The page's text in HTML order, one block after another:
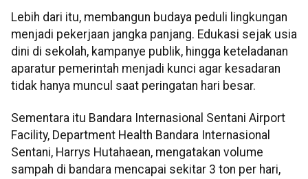
Lebih dari itu, membangun budaya peduli lingkungan
menjadi pekerjaan jangka panjang. Edukasi sejak usia
dini di sekolah, kampanye publik, hingga keteladanan
aparatur pemerintah menjadi kunci agar kesadaran
tidak hanya muncul saat peringatan hari besar.
Sementara itu Bandara Internasional Sentani Airport
Facility, Department Health Bandara Internasional
Sentani, Harrys Hutahaean, mengatakan volume
sampah di bandara mencapai sekitar 3 ton per hari,